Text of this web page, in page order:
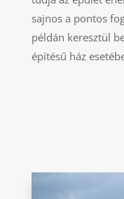
sajnos a pontos
példán keresztül
építésű ház